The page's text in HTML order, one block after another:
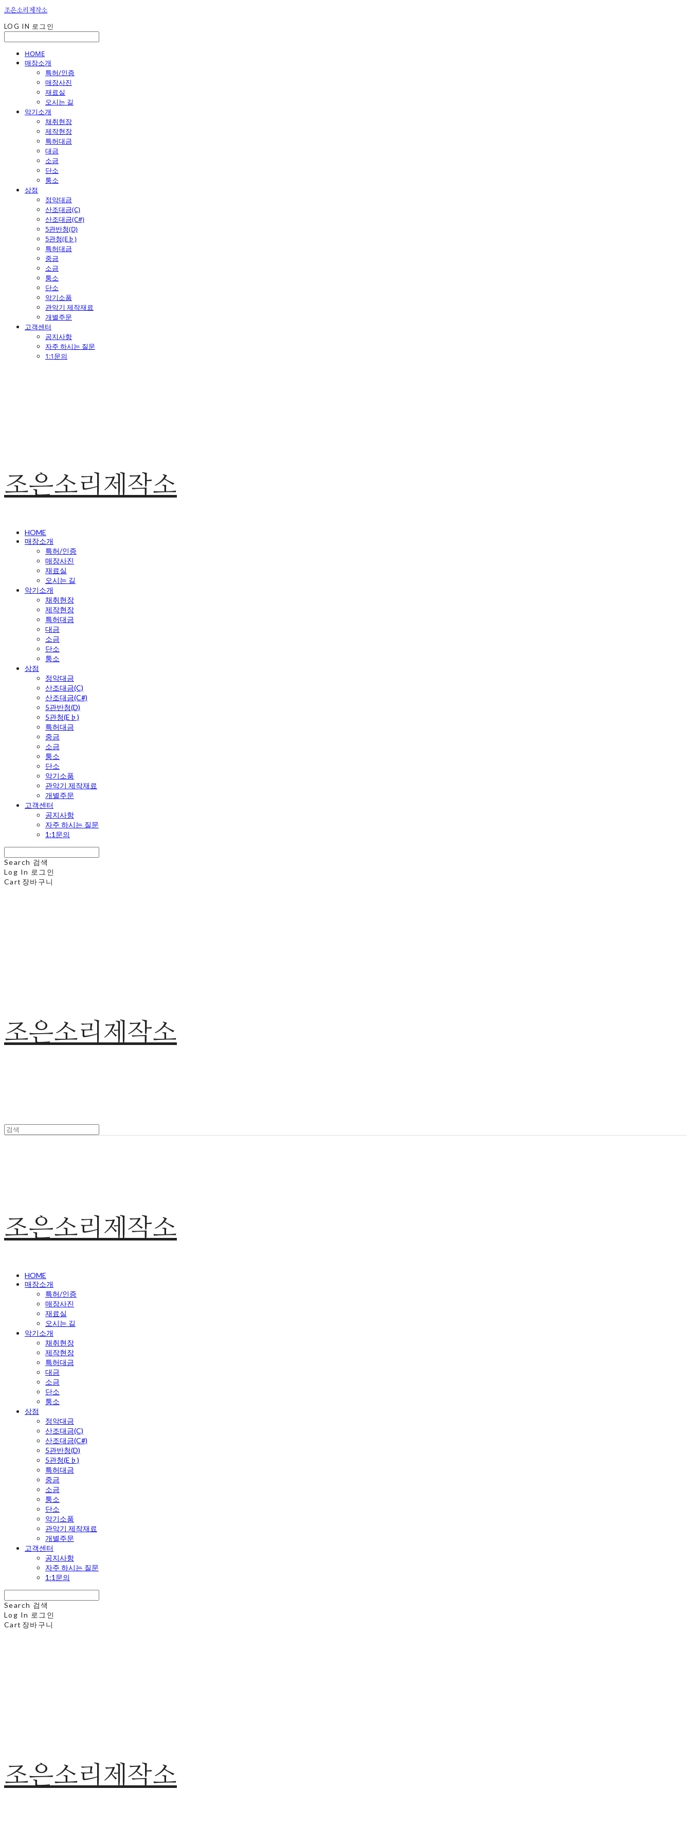
조은소리제작소
LOG IN 로그인
HOME
매장소개
특허/인증
매장사진
재료실
오시는 길
악기소개
채취현장
제작현장
특허대금
대금
소금
단소
퉁소
상점
정악대금
산조대금(C)
산조대금(C#)
5관반청(D)
5관청(E♭)
특허대금
중금
소금
퉁소
단소
악기소품
관악기 제작재료
개별주문
고객센터
공지사항
자주 하시는 질문
1:1문의
조은소리제작소
HOME
매장소개
특허/인증
매장사진
재료실
오시는 길
악기소개
채취현장
제작현장
특허대금
대금
소금
단소
퉁소
상점
정악대금
산조대금(C)
산조대금(C#)
5관반청(D)
5관청(E♭)
특허대금
중금
소금
퉁소
단소
악기소품
관악기 제작재료
개별주문
고객센터
공지사항
자주 하시는 질문
1:1문의
Search 검색
Log In 로그인
Cart 장바구니
조은소리제작소
조은소리제작소
HOME
매장소개
특허/인증
매장사진
재료실
오시는 길
악기소개
채취현장
제작현장
특허대금
대금
소금
단소
퉁소
상점
정악대금
산조대금(C)
산조대금(C#)
5관반청(D)
5관청(E♭)
특허대금
중금
소금
퉁소
단소
악기소품
관악기 제작재료
개별주문
고객센터
공지사항
자주 하시는 질문
1:1문의
Search 검색
Log In 로그인
Cart 장바구니
조은소리제작소